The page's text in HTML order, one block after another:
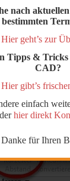
fragte ein
den Abstand
nach
bestimmten
Hier geht’s zur
Tipps &
CAD?
Hier gibt’s
einfach
hier direkt
Danke für Ihren